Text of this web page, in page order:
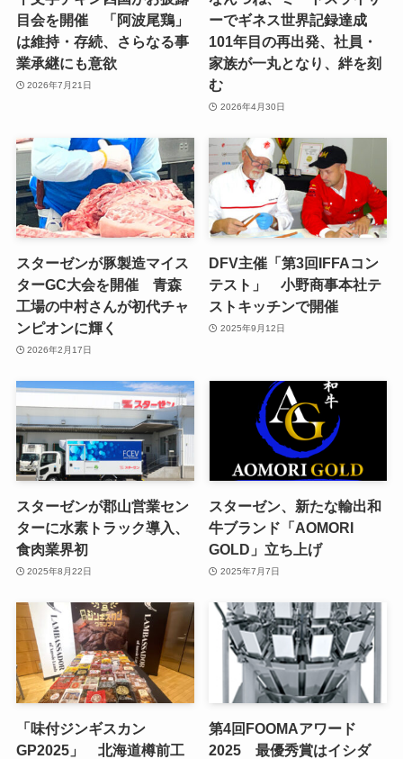
目会を開催 「阿波尾鶏」
は維持・存続、さらなる事
業承継にも意欲
2026年7月21日
ーでギネス世界記録達成
101年目の再出発、社員・
家族が一丸となり、絆を刻
む
2026年4月30日
スターゼンが豚製造マイス
ターGC大会を開催 青森
工場の中村さんが初代チャ
ンピオンに輝く
2026年2月17日
DFV主催「第3回IFFAコン
テスト」 小野商事本社テ
ストキッチンで開催
2025年9月12日
スターゼンが郡山営業セン
ターに水素トラック導入、
食肉業界初
2025年8月22日
スターゼン、新たな輸出和
牛ブランド「AOMORI
GOLD」立ち上げ
2025年7月7日
「味付ジンギスカン
GP2025」 北海道樽前工
第4回FOOMAアワード
2025 最優秀賞はイシダ